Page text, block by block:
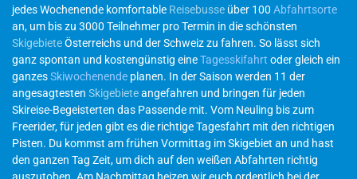
jedes Wochenende komfortable Reisebusse über 100 Abfahrtsorte
an, um bis zu 3000 Teilnehmer pro Termin in die schönsten
SkigebieteÖsterreichs und der Schweiz zu fahren. So lässt sich
ganz spontan und kostengünstig eineTagesskifahrt oder gleich ein
ganzesSkiwochenende planen. In der Saison werden 11 der
angesagtesten Skigebieteangefahren und bringen für jeden
Skireise-Begeisterten das Passende mit. Vom Neuling bis zum
Freerider, für jeden gibt es die richtige Tagesfahrt mit den richtigen
Pisten. Du kommst am frühen Vormittag im Skigebiet an und hast
den ganzen Tag Zeit, um dich auf den weißen Abfahrten richtig
auszutoben. Am Nachmittag heizen wir euch ordentlich bei der